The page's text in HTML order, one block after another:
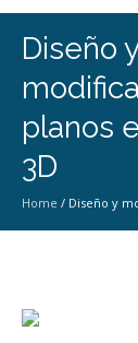
Diseño y
planos
3D
Home / Diseño y